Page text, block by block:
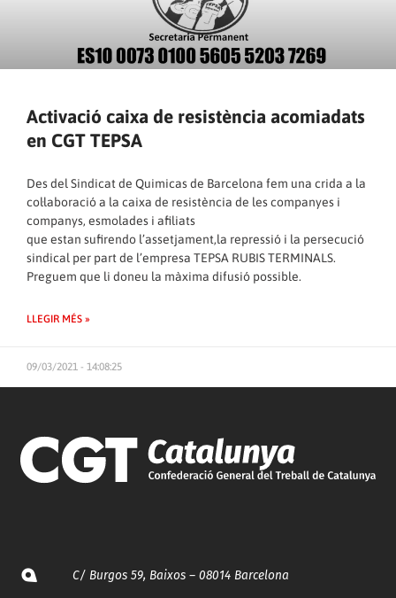
Activació caixa de resistència acomiadats
en CGT TEPSA
Des del Sindicat de Quimicas de Barcelona fem una crida a la
col·laboració a la caixa de resistència de les companyes i
companys, esmolades i afiliats
que estan sufirendo l’assetjament,la repressió i la persecució
sindical per part de l’empresa TEPSA RUBIS TERMINALS.
Preguem que li doneu la màxima difusió possible.
LLEGIR MÉS »
09/03/2021 - 14:08:25
C/ Burgos 59, Baixos – 08014 Barcelona